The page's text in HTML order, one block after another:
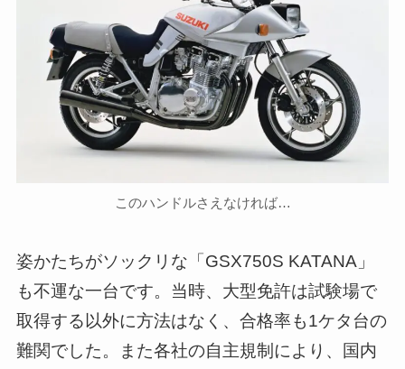
このハンドルさえなければ…
姿かたちがソックリな「GSX750S KATANA」
も不運な一台です。当時、大型免許は試験場で
取得する以外に方法はなく、合格率も1ケタ台の
難関でした。また各社の自主規制により、国内